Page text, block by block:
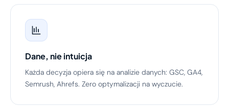
Dane, nie intuicja
Każda decyzja opiera się na analizie danych: GSC, GA4,
Semrush, Ahrefs. Zero optymalizacji na wyczucie.